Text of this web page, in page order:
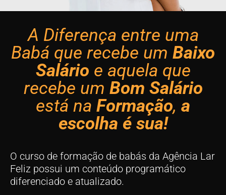
A Diferença entre uma
Babá que recebe um Baixo
Salário e aquela que
recebe um Bom Salário
está na Formação, a
escolha é sua!
O curso de formação de babás da Agência Lar
Feliz possui um conteúdo programático
diferenciado e atualizado.